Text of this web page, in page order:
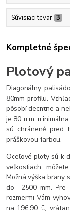
Súvisiaci tovar 3
Kompletné
Plotový
Diagonálny
80mm profilu.
pôsobí decntne a
je 80 mm,
sú chránené pred
práškovou farbou.
Oceľové ploty sú k
veľkostiach,
Možná výška brány
do 2500 mm. Pre
rozmermi Vám
na 196.90 €,